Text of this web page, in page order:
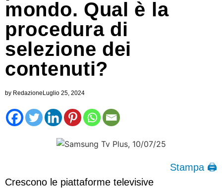
mondo. Qual è la
procedura di
selezione dei
contenuti?
by Redazione Luglio 25, 2024
Stampa 🖨
Crescono le piattaforme televisive